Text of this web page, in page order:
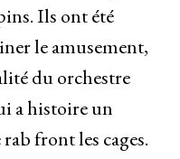
Ils ont été
le amusement,
du orchestre
a histoire un
front les cages.